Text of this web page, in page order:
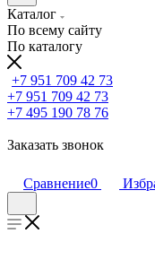
Каталог
По всему сайту
По каталогу
+7 951 709 42 73
+7 951 709 42 73
+7 495 190 78 76
Заказать звонок
Сравнение0